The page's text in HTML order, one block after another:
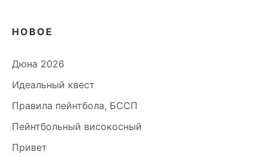
НОВОЕ
Дюна 2026
Идеальный квест
Правила пейнтбола, БССП
Пейнтбольный високосный
Привет